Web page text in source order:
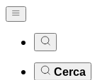
Cerca